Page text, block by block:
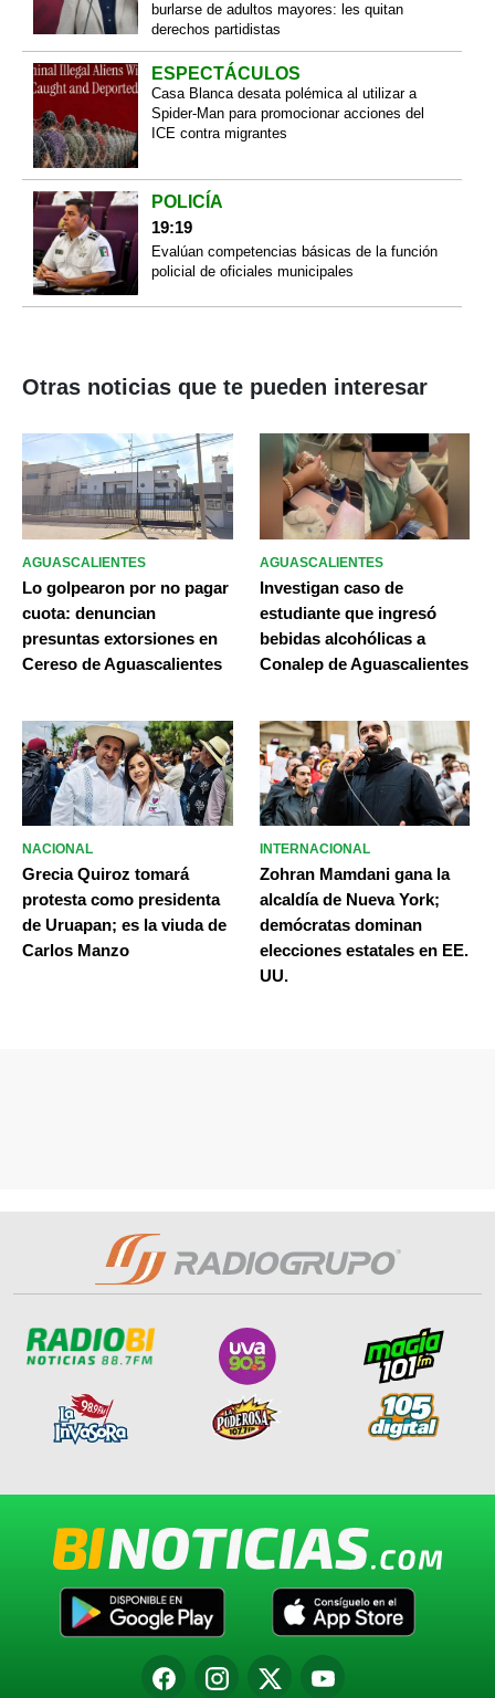
burlarse de adultos mayores: les quitan
derechos partidistas
ESPECTÁCULOS
Casa Blanca desata polémica al utilizar a
Spider-Man para promocionar acciones del
ICE contra migrantes
POLICÍA
19:19
Evalúan competencias básicas de la función
policial de oficiales municipales
Otras noticias que te pueden interesar
AGUASCALIENTES
Lo golpearon por no pagar
cuota: denuncian
presuntas extorsiones en
Cereso de Aguascalientes
AGUASCALIENTES
Investigan caso de
estudiante que ingresó
bebidas alcohólicas a
Conalep de Aguascalientes
NACIONAL
Grecia Quiroz tomará
protesta como presidenta
de Uruapan; es la viuda de
Carlos Manzo
INTERNACIONAL
Zohran Mamdani gana la
alcaldía de Nueva York;
demócratas dominan
elecciones estatales en EE.
UU.